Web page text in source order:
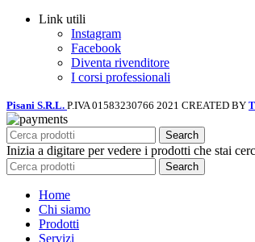
Link utili
Instagram
Facebook
Diventa rivenditore
I corsi professionali
Pisani S.R.L. P.IVA 01583230766 2021 CREATED BY
Search
Inizia a digitare per vedere i prodotti che stai
Search
Home
Chi siamo
Prodotti
Servizi